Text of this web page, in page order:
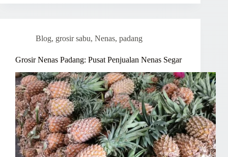
Blog, grosir sabu, Nenas, padang
Grosir Nenas Padang: Pusat Penjualan Nenas Segar